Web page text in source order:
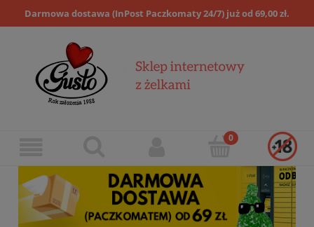
Darmowa dostawa (InPost Paczkomaty 24/7) już od 69,00 zł.